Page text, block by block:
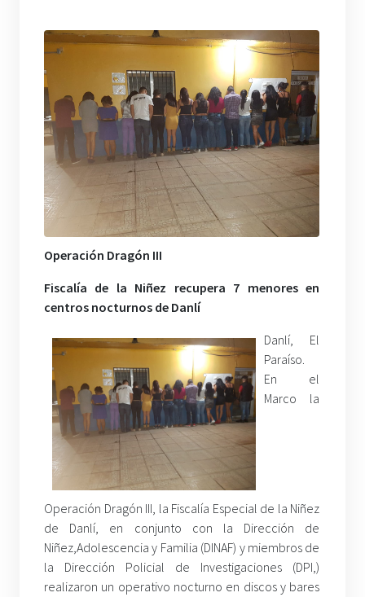
Operación Dragón III
Fiscalía de la Niñez recupera 7 menores en
centros nocturnos de Danlí
Danlí, El
Paraíso.
En el
Marco la
Operación Dragón III, la Fiscalía Especial de la Niñez
de Danlí, en conjunto con la Dirección de
Niñez,Adolescencia y Familia (DINAF) y miembros de
la Dirección Policial de Investigaciones (DPI,)
realizaron un operativo nocturno en discos y bares